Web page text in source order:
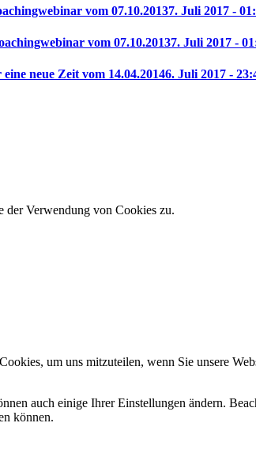
vom 07.10.20137. Juli 2017 -
vom 07.10.20137. Juli 2017 -
neue Zeit vom 14.04.20146. Juli 2017 -
der Verwendung von Cookies zu.
um uns mitzuteilen, wenn Sie unsere
auch einige Ihrer Einstellungen ändern.
können.